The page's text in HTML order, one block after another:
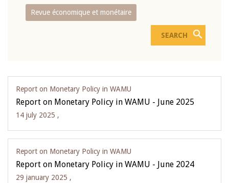
Revue économique et monétaire
Report on Monetary Policy in WAMU
Report on Monetary Policy in WAMU - June 2025
14 july 2025 ,
Report on Monetary Policy in WAMU
Report on Monetary Policy in WAMU - June 2024
29 january 2025 ,